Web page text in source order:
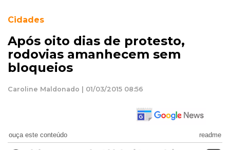
Cidades
Após oito dias de protesto,
rodovias amanhecem sem
bloqueios
Caroline Maldonado | 01/03/2015 08:56
ouça este conteúdo readme